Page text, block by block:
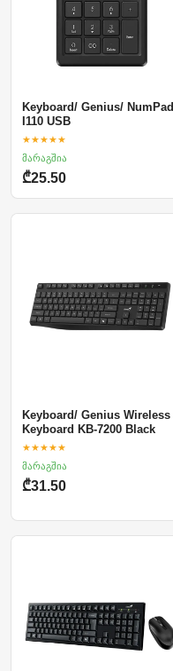
Keyboard/ Genius/ NumPad
I110 USB
★★★★★
მარაგშია
₾25.50
Keyboard/ Genius Wireless
Keyboard KB-7200 Black
★★★★★
მარაგშია
₾31.50